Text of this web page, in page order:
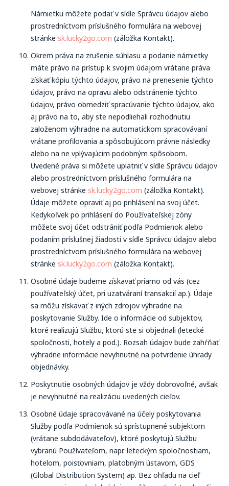
Námietku môžete podať v sídle Správcu údajov alebo
prostredníctvom príslušného formulára na webovej
stránke sk.lucky2go.com (záložka Kontakt).
Okrem práva na zrušenie súhlasu a podanie námietky
máte právo na prístup k svojim údajom vrátane práva
získať kópiu týchto údajov, právo na prenesenie týchto
údajov, právo na opravu alebo odstránenie týchto
údajov, právo obmedziť spracúvanie týchto údajov, ako
aj právo na to, aby ste nepodliehali rozhodnutiu
založenom výhradne na automatickom spracovávaní
vrátane profilovania a spôsobujúcom právne následky
alebo na ne vplývajúcim podobným spôsobom.
Uvedené práva si môžete uplatniť v sídle Správcu údajov
alebo prostredníctvom príslušného formulára na
webovej stránke sk.lucky2go.com (záložka Kontakt).
Údaje môžete opraviť aj po prihlásení na svoj účet.
Kedykoľvek po prihlásení do Používateľskej zóny
môžete svoj účet odstrániť podľa Podmienok alebo
podaním príslušnej žiadosti v sídle Správcu údajov alebo
prostredníctvom príslušného formulára na webovej
stránke sk.lucky2go.com (záložka Kontakt).
Osobné údaje budeme získavať priamo od vás (cez
používateľský účet, pri uzatváraní transakcií ap.). Údaje
sa môžu získavať z iných zdrojov výhradne na
poskytovanie Služby. Ide o informácie od subjektov,
ktoré realizujú Službu, ktorú ste si objednali (letecké
spoločnosti, hotely a pod.). Rozsah údajov bude zahŕňať
výhradne informácie nevyhnutné na potvrdenie úhrady
objednávky.
Poskytnutie osobných údajov je vždy dobrovoľné, avšak
je nevyhnutné na realizáciu uvedených cieľov.
Osobné údaje spracovávané na účely poskytovania
Služby podľa Podmienok sú sprístupnené subjektom
(vrátane subdodávateľov), ktoré poskytujú Službu
vybranú Používateľom, napr. leteckým spoločnostiam,
hotelom, poisťovniam, platobným ústavom, GDS
(Global Distribution System) ap. Bez ohľadu na cieľ